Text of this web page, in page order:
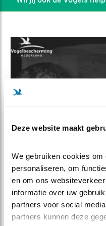
Deze website maakt
We gebruiken cookies
personaliseren, om
en om ons
informatie over uw
partners voor social
partners kunnen deze
DEEL
Ik roof...!